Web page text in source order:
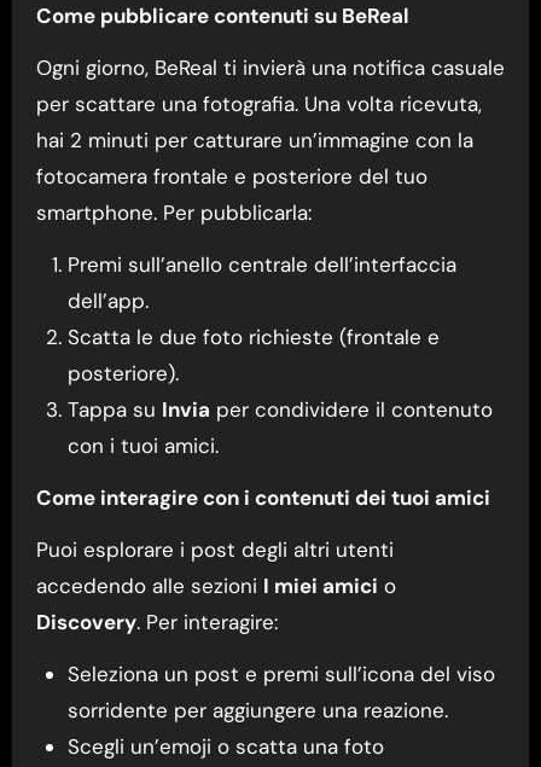
Come pubblicare contenuti su BeReal
Ogni giorno, BeReal ti invierà una notifica casuale
per scattare una fotografia. Una volta ricevuta,
hai 2 minuti per catturare un’immagine con la
fotocamera frontale e posteriore del tuo
smartphone. Per pubblicarla:
Premi sull’anello centrale dell’interfaccia
dell’app.
Scatta le due foto richieste (frontale e
posteriore).
Tappa su Invia per condividere il contenuto
con i tuoi amici.
Come interagire con i contenuti dei tuoi amici
Puoi esplorare i post degli altri utenti
accedendo alle sezioni I miei amici o
Discovery. Per interagire:
Seleziona un post e premi sull’icona del viso
sorridente per aggiungere una reazione.
Scegli un’emoji o scatta una foto